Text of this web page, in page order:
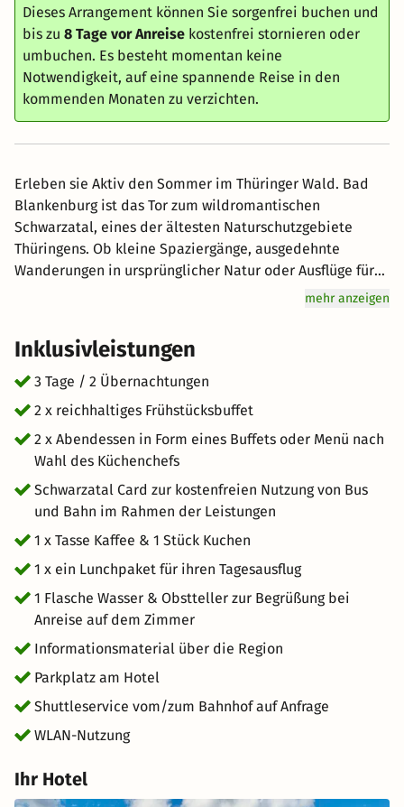
Dieses Arrangement können Sie sorgenfrei buchen und
bis zu 8 Tage vor Anreise kostenfrei stornieren oder
umbuchen. Es besteht momentan keine
Notwendigkeit, auf eine spannende Reise in den
kommenden Monaten zu verzichten.
Erleben sie Aktiv den Sommer im Thüringer Wald. Bad
Blankenburg ist das Tor zum wildromantischen
Schwarzatal, eines der ältesten Naturschutzgebiete
Thüringens. Ob kleine Spaziergänge, ausgedehnte
Wanderungen in ursprünglicher Natur oder Ausflüge für
jeden ist was dabei. Bad Blankenburg ist ein staatlich
Lavendelstadt bezeichnet. Die Stadt liegt an der
Thüringer Porzellanstraße und am Eingang zum
Schwarzatal, einem beliebten Wandergebiet. 🎟️
Leistungen der Schwarzatal Card: Da Gäste im Kur‑ und
Erholungsort Bad Blankenburg übernachten, erhalten sie
automatisch die Gästekarte. Weitere Informationen
erhalten Sie gern an der Rezeption oder unter
www.gaestekarte-schwarzatal.de!
mehr anzeigen
Inklusivleistungen
3 Tage / 2 Übernachtungen
2 x reichhaltiges Frühstücksbuffet
2 x Abendessen in Form eines Buffets oder Menü nach
Wahl des Küchenchefs
Schwarzatal Card zur kostenfreien Nutzung von Bus
und Bahn im Rahmen der Leistungen
1 x Tasse Kaffee & 1 Stück Kuchen
1 x ein Lunchpaket für ihren Tagesausflug
1 Flasche Wasser & Obstteller zur Begrüßung bei
Anreise auf dem Zimmer
Informationsmaterial über die Region
Parkplatz am Hotel
Shuttleservice vom/zum Bahnhof auf Anfrage
WLAN-Nutzung
Ihr Hotel